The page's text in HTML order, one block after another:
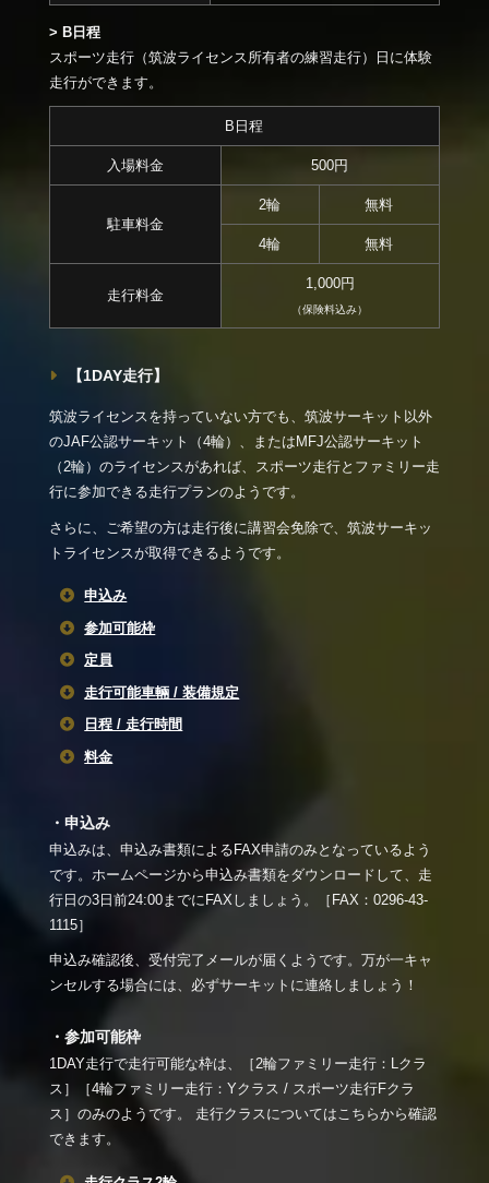
> B日程
スポーツ走行（筑波ライセンス所有者の練習走行）日に体験
走行ができます。
B日程
入場料金 500円
駐車料金
2輪 無料
4輪 無料
走行料金
1,000円
（保険料込み）
【1DAY走行】
筑波ライセンスを持っていない方でも、筑波サーキット以外
のJAF公認サーキット（4輪）、またはMFJ公認サーキット
（2輪）のライセンスがあれば、スポーツ走行とファミリー走
行に参加できる走行プランのようです。
さらに、ご希望の方は走行後に講習会免除で、筑波サーキッ
トライセンスが取得できるようです。
申込み
参加可能枠
定員
走行可能車輛 / 装備規定
日程 / 走行時間
料金
・申込み
申込みは、申込み書類によるFAX申請のみとなっているよう
です。ホームページから申込み書類をダウンロードして、走
行日の3日前24:00までにFAXしましょう。［FAX：0296-43-
1115］
申込み確認後、受付完了メールが届くようです。万が一キャ
ンセルする場合には、必ずサーキットに連絡しましょう！
・参加可能枠
1DAY走行で走行可能な枠は、［2輪ファミリー走行：Lクラ
ス］［4輪ファミリー走行：Yクラス / スポーツ走行Fクラ
ス］のみのようです。 走行クラスについてはこちらから確認
できます。